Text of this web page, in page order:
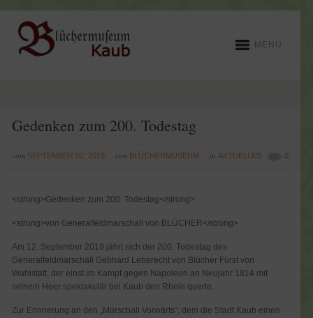
MENU
Gedenken zum 200. Todestag
vom SEPTEMBER 02, 2019 von BLÜCHERMUSEUM inAKTUELLES 0
<strong>Gedenken zum 200. Todestag</strong>
<strong>von Generalfeldmarschall von BLÜCHER</strong>
Am 12. September 2019 jährt sich der 200. Todestag des
Generalfeldmarschall Gebhard Leberecht von Blücher Fürst von
Wahlstatt, der einst im Kampf gegen Napoleon an Neujahr 1814 mit
seinem Heer spektakulär bei Kaub den Rhein querte.
Zur Erinnerung an den „Marschall Vorwärts“, dem die Stadt Kaub einen